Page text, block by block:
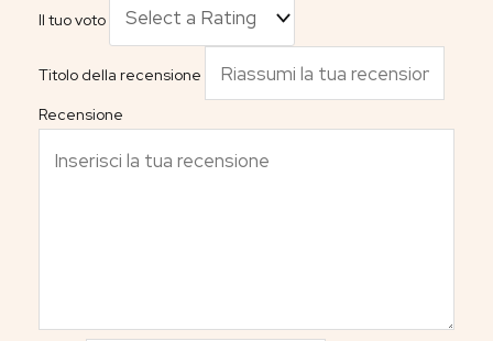
Il tuo voto
Titolo della recensione
Recensione